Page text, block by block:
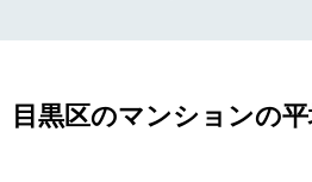
目黒区のマンションの